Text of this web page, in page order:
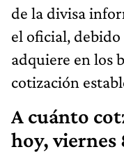
de la divisa
el oficial,
adquiere en los
cotización
A cuánto
hoy, viernes